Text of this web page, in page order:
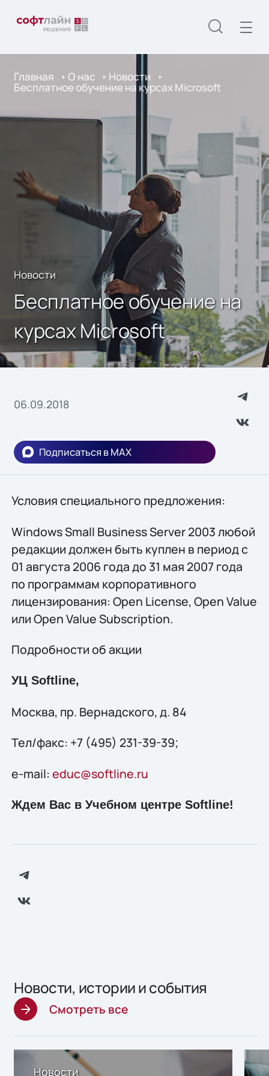
Главная О нас Новости
Бесплатное обучение на курсах Microsoft
Новости
Бесплатное обучение на
курсах Microsoft
06.09.2018
Подписаться в MAX
Условия специального предложения:
Windows Small Business Server 2003 любой
редакции должен быть куплен в период с
01 августа 2006 года до 31 мая 2007 года
по программам корпоративного
лицензирования: Open License, Open Value
или Open Value Subscription.
Подробности об акции
УЦ Softline,
Москва, пр. Вернадского, д. 84
Тел/факс: +7 (495) 231-39-39;
e-mail: educ@softline.ru
Ждем Вас в Учебном центре Softline!
Новости, истории и события
Смотреть все
Новости